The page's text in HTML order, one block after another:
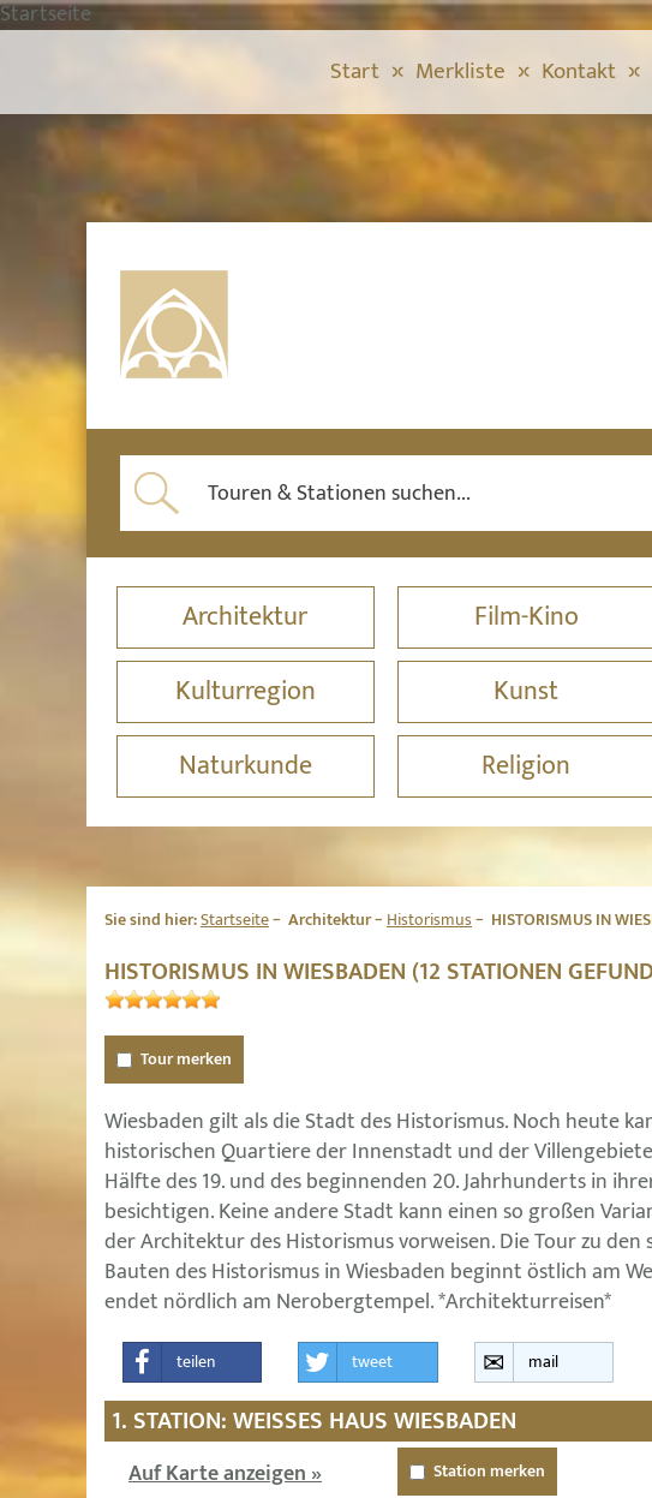
Startseite
Start Merkliste Kontakt
Architektur Film-Kino
Kulturregion
Kunst
Naturkunde
Religion
Sie sind hier:Startseite Architektur Historismus HISTORISMUS IN
HISTORISMUS IN WIESBADEN (12 STATIONEN
Tour merken
Wiesbaden gilt als die Stadt des Historismus. Noch heute
historischen Quartiere der Innenstadt und der
Hälfte des 19. und des beginnenden 20. Jahrhunderts in
besichtigen. Keine andere Stadt kann einen so großen
der Architektur des Historismus vorweisen. Die Tour zu den
Bauten des Historismus in Wiesbaden beginnt östlich am
endet nördlich am Nerobergtempel. *Architekturreisen*
teilen tweet mail
1. STATION: WEISSES HAUS WIESBADEN
Auf Karte anzeigen » Station merken